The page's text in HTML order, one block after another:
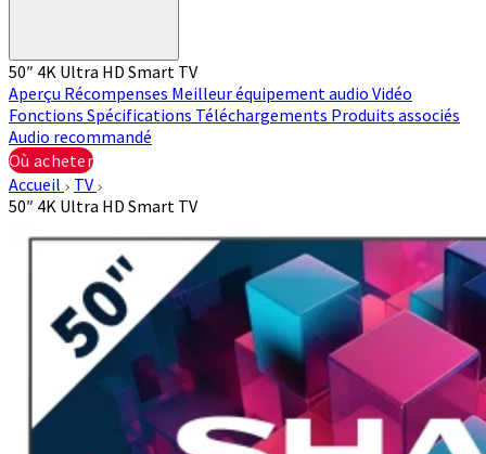
50″ 4K Ultra HD Smart TV
Aperçu Récompenses Meilleur équipement audio Vidéo
Fonctions Spécifications Téléchargements Produits associés
Audio recommandé
Où acheter
Accueil
TV
50″ 4K Ultra HD Smart TV